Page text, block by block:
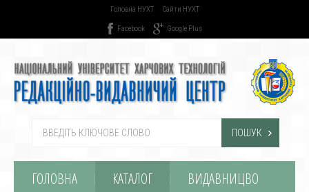
Головна НУХТ Сайти НУХТ
Facebook Google Plus
ПОШУК
ГОЛОВНА КАТАЛОГ
ВИДАВНИЦВО